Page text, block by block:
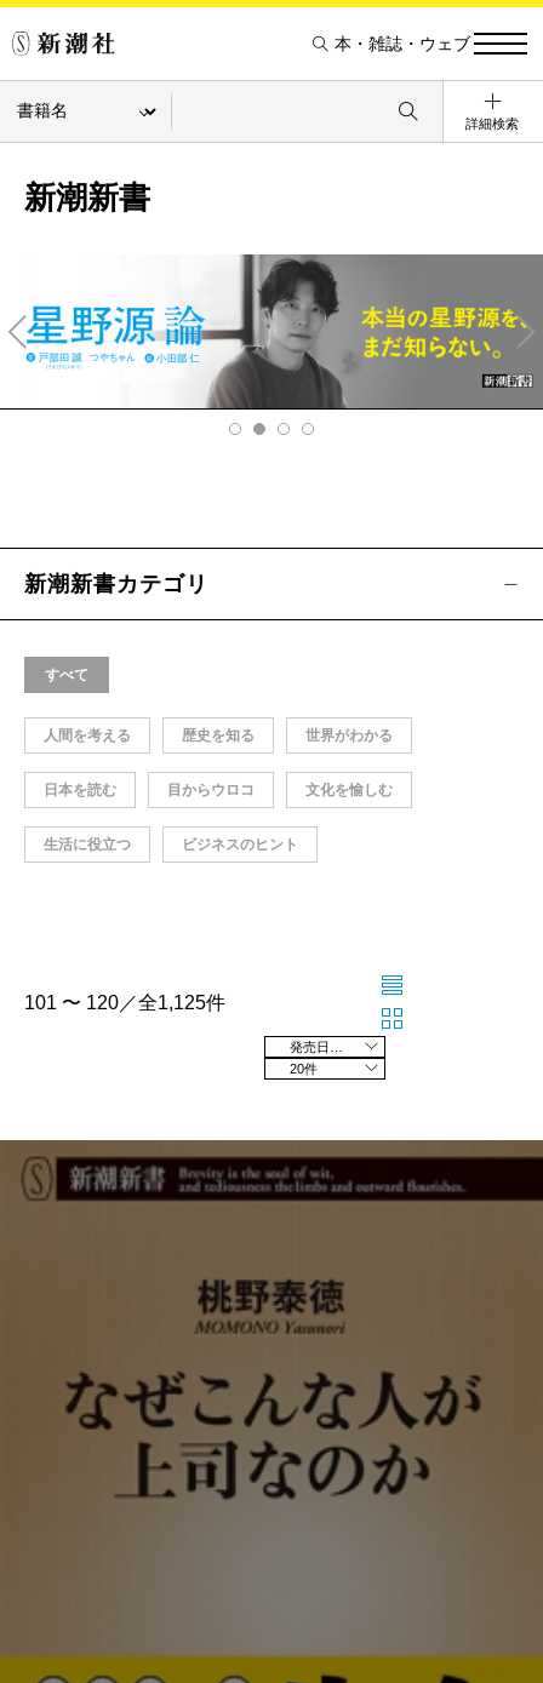
本・雑誌・ウェブ
詳細検索
新潮新書
v
Ne
xt
新潮新書カテゴリ
すべて
人間を考える 歴史を知る 世界がわかる
日本を読む 目からウロコ 文化を愉しむ
生活に役立つ ビジネスのヒント
101 〜 120／全1,125件
20件